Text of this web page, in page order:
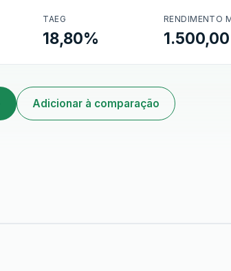
TAEG
18,80%
RENDIMENTO
Adicionar à comparação